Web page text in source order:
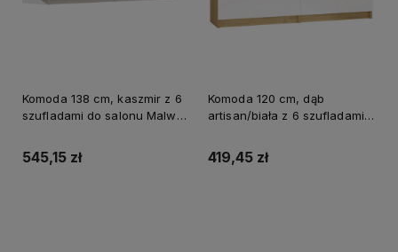
Komoda 138 cm, kaszmir z 6
szufladami do salonu Malwa
545,15 zł
Komoda 120 cm, dąb
artisan/biała z 6 szufladami
419,45 zł